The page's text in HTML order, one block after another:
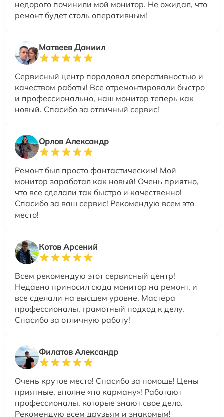
недорого починили мой монитор. Не ожидал, что
ремонт будет столь оперативным!
Матвеев Даниил
Сервисный центр порадовал оперативностью и
качеством работы! Все отремонтировали быстро
и профессионально, наш монитор теперь как
новый. Спасибо за отличный сервис!
Орлов Александр
Ремонт был просто фантастическим! Мой
монитор заработал как новый! Очень приятно,
что все сделали так быстро и качественно!
Спасибо за ваш сервис! Рекомендую всем это
место!
Котов Арсений
Всем рекомендую этот сервисный центр!
Недавно приносил сюда монитор на ремонт, и
все сделали на высшем уровне. Мастера
профессионалы, грамотный подход к делу.
Спасибо за отличную работу!
Филатов Александр
Очень крутое место! Спасибо за помощь! Цены
приятные, вполне «по карману»! Работают
профессионалы, которые знают свое дело.
Рекомендую всем друзьям и знакомым!